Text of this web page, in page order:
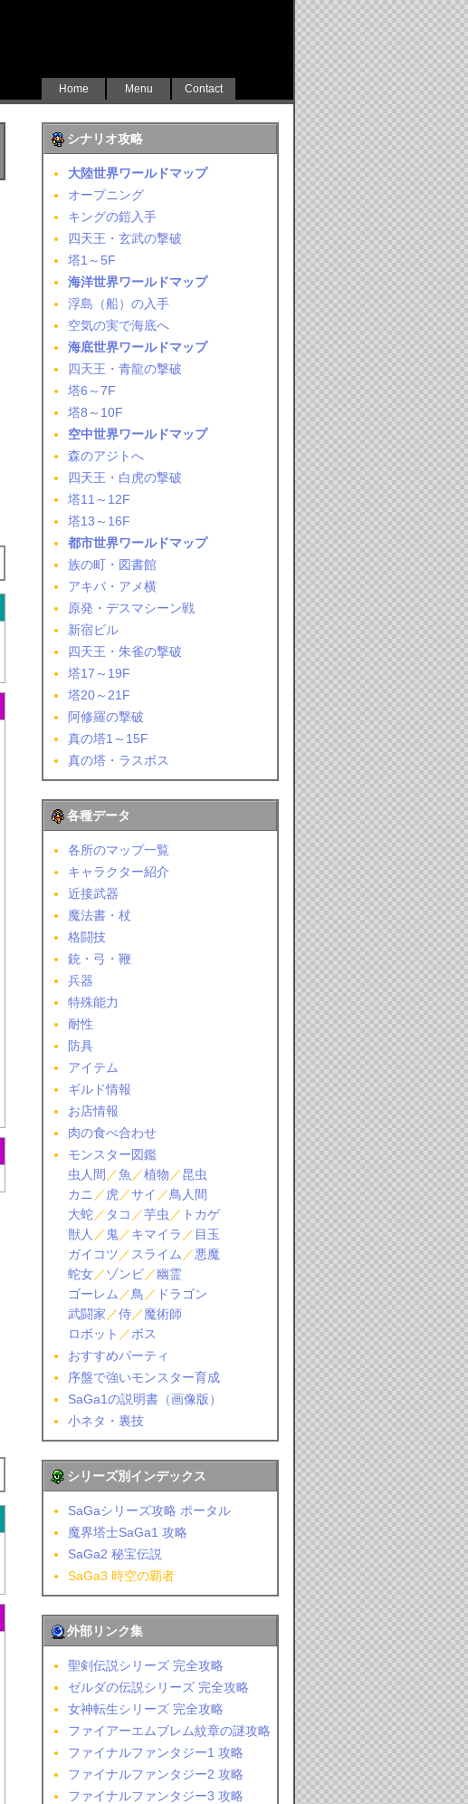
Home Menu Contact
シナリオ攻略
大陸世界ワールドマップ
オープニング
キングの鎧入手
四天王・玄武の撃破
塔1～5F
海洋世界ワールドマップ
浮島（船）の入手
空気の実で海底へ
海底世界ワールドマップ
四天王・青龍の撃破
塔6～7F
塔8～10F
空中世界ワールドマップ
森のアジトへ
四天王・白虎の撃破
塔11～12F
塔13～16F
都市世界ワールドマップ
族の町・図書館
アキバ・アメ横
原発・デスマシーン戦
新宿ビル
四天王・朱雀の撃破
塔17～19F
塔20～21F
阿修羅の撃破
真の塔1～15F
真の塔・ラスボス
各種データ
各所のマップ一覧
キャラクター紹介
近接武器
魔法書・杖
格闘技
銃・弓・鞭
兵器
特殊能力
耐性
防具
アイテム
ギルド情報
お店情報
肉の食べ合わせ
モンスター図鑑
虫人間 ／魚 ／植物 ／昆虫
カニ ／ 虎 ／サイ ／鳥人間
大蛇／ タコ ／芋虫 ／ トカゲ
獣人 ／ 鬼／キマイラ ／ 目玉
ガイコツ ／ スライム ／悪魔
蛇女／ゾンビ／幽霊
ゴーレム ／鳥 ／ ドラゴン
武闘家 ／侍／魔術師
ロボット ／ボス
おすすめパーティ
序盤で強いモンスター育成
SaGa1の説明書（画像版）
小ネタ・裏技
シリーズ別インデックス
SaGaシリーズ攻略 ポータル
魔界塔士SaGa1 攻略
SaGa2 秘宝伝説
SaGa3 時空の覇者
外部リンク集
聖剣伝説シリーズ 完全攻略
ゼルダの伝説シリーズ 完全攻略
女神転生シリーズ 完全攻略
ファイアーエムブレム紋章の謎攻略
ファイナルファンタジー1 攻略
ファイナルファンタジー2 攻略
ファイナルファンタジー3 攻略